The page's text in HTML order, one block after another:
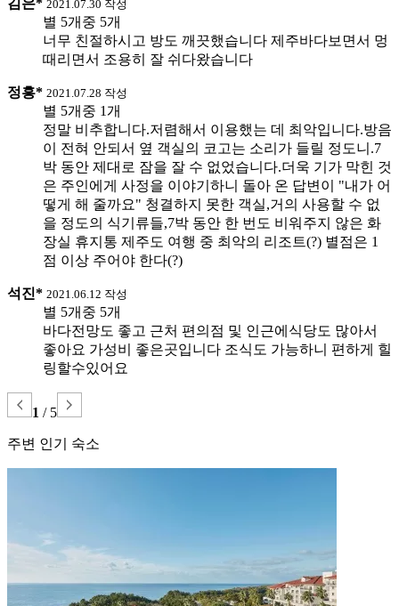
김은* 2021.07.30 작성
별 5개중 5개
너무 친절하시고 방도 깨끗했습니다 제주바다보면서 멍
때리면서 조용히 잘 쉬다왔습니다
정흥* 2021.07.28 작성
별 5개중 1개
정말 비추합니다.저렴해서 이용했는 데 최악입니다.방음
이 전혀 안되서 옆 객실의 코고는 소리가 들릴 정도니.7
박 동안 제대로 잠을 잘 수 없었습니다.더욱 기가 막힌 것
은 주인에게 사정을 이야기하니 돌아 온 답변이 "내가 어
떻게 해 줄까요" 청결하지 못한 객실,거의 사용할 수 없
을 정도의 식기류들,7박 동안 한 번도 비워주지 않은 화
장실 휴지통 제주도 여행 중 최악의 리조트(?) 별점은 1
점 이상 주어야 한다(?)
석진* 2021.06.12 작성
별 5개중 5개
바다전망도 좋고 근처 편의점 및 인근에식당도 많아서
좋아요 가성비 좋은곳입니다 조식도 가능하니 편하게 힐
링할수있어요
1 / 5
주변 인기 숙소